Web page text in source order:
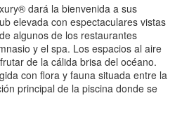
dará la bienvenida a sus
elevada con espectaculares vistas
algunos de los restaurantes
y el spa. Los espacios al aire
de la cálida brisa del océano.
con flora y fauna situada entre la
principal de la piscina donde se